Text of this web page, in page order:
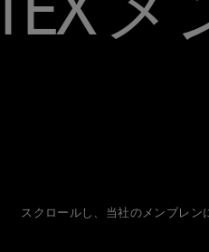
スクロールし、当社のメンブレン